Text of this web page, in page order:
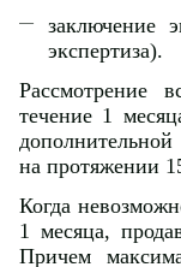
заключение
экспертиза).
Рассмотрение
течение 1
на протяжении
Когда
1 месяца,
Причем